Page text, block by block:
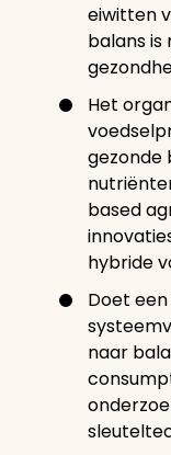
eiwitten
balans
Het
gezonde
based
hybride
Doet
naar